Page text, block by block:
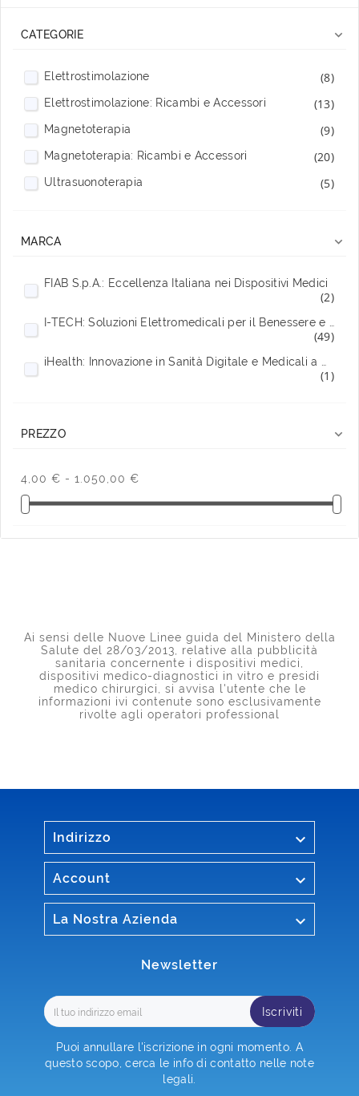
CATEGORIE 
Elettrostimolazione (8)
Elettrostimolazione: Ricambi e Accessori (13)
Magnetoterapia (9)
Magnetoterapia: Ricambi e Accessori (20)
Ultrasuonoterapia (5)
MARCA 
FIAB S.p.A.: Eccellenza Italiana nei Dispositivi Medici
(2)
(49)
(1)
PREZZO 
4,00 € - 1.050,00 €
Ai sensi delle Nuove Linee guida del Ministero della
Salute del 28/03/2013, relative alla pubblicità
sanitaria concernente i dispositivi medici,
dispositivi medico-diagnostici in vitro e presidi
medico chirurgici, si avvisa l'utente che le
informazioni ivi contenute sono esclusivamente
rivolte agli operatori professional
Indirizzo 
Account 
La Nostra Azienda 
Newsletter
Iscriviti
Puoi annullare l'iscrizione in ogni momento. A
questo scopo, cerca le info di contatto nelle note
legali.